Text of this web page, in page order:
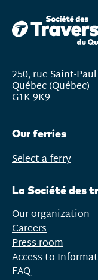
250, rue Saint-Paul
Québec (Québec)
G1K 9K9
Our ferries
Open
Select a ferry
La Société des
Our organization
Careers
Press room
Access to
FAQ